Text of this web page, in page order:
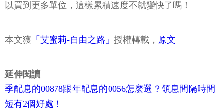
以買到更多單位，這樣累積速度不就變快了嗎！
本文獲 「艾蜜莉-自由之路」 授權轉載， 原文
延伸閱讀
季配息的00878跟年配息的0056怎麼選？領息間隔時間
短有2個好處！